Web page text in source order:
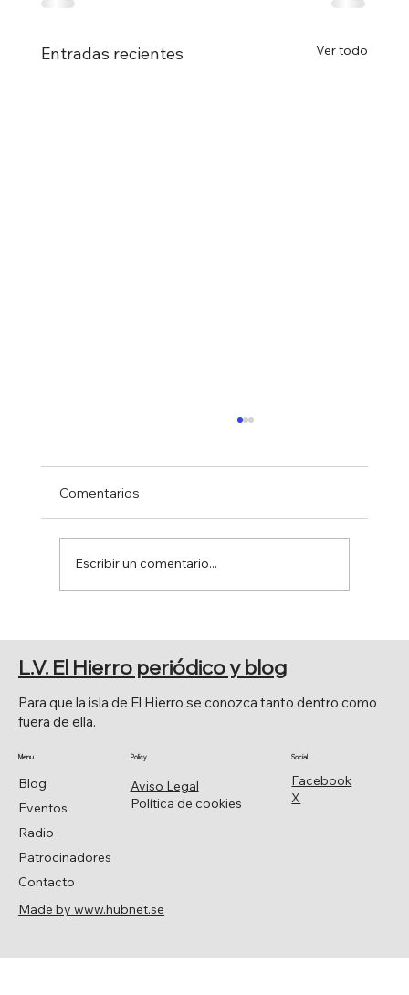
Entradas recientes Ver todo
FIESTAS PATRONALES DE LA
FRONTERA 2026
Comentarios
Escribir un comentario...
Facebook
X
Social
Aviso Legal
Política de cookies
Policy
Blog
Eventos
Radio
Patrocinadores
Contacto
Menu
Para que la isla de El Hierro se conozca tanto dentro como
fuera de ella.
L.V. El Hierro periódico y blog
Made by www.hubnet.se